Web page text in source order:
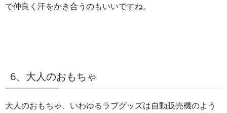
で仲良く汗をかき合うのもいいですね。
6、大人のおもちゃ
大人のおもちゃ、いわゆるラブグッズは自動販売機のよう